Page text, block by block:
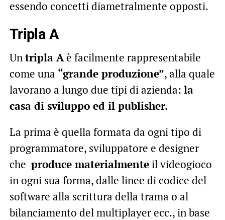
essendo concetti diametralmente opposti.
Tripla A
Untripla Aè facilmente rappresentabile
come una “grande produzione”, alla quale
lavorano a lungo due tipi di azienda: la
casa di sviluppo ed il publisher.
La prima è quella formata da ogni tipo di
programmatore, sviluppatore e designer
che produce materialmenteil videogioco
in ogni sua forma, dalle linee di codice del
software alla scrittura della trama o al
bilanciamento del multiplayer ecc., in base